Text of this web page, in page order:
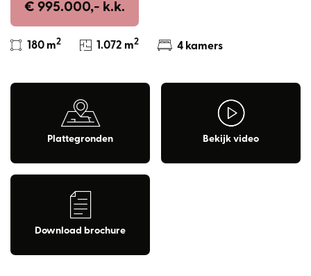
€ 995.000,- k.k.
180 m2 1.072 m2 4 kamers
Plattegronden Bekijk video
Download brochure